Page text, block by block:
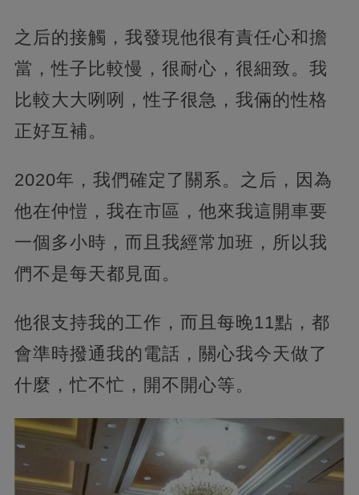
之后的接觸，我發現他很有責任心和擔
當，性子比較慢，很耐心，很細致。我
比較大大咧咧，性子很急，我倆的性格
正好互補。
2020年，我們確定了關系。之后，因為
他在仲愷，我在市區，他來我這開車要
一個多小時，而且我經常加班，所以我
們不是每天都見面。
他很支持我的工作，而且每晚11點，都
會準時撥通我的電話，關心我今天做了
什麼，忙不忙，開不開心等。